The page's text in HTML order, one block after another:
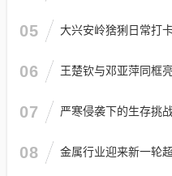
05 大兴安岭猞猁日常打
06 王楚钦与邓亚萍同框
07 严寒侵袭下的生存挑
08 金属行业迎来新一轮